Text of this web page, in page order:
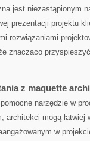
jest niezastąpionym
prezentacji projektu
rozwiązaniami
znacząco
z maquette
narzędzie ⁢w
mogą⁢ łatwiej
‍w